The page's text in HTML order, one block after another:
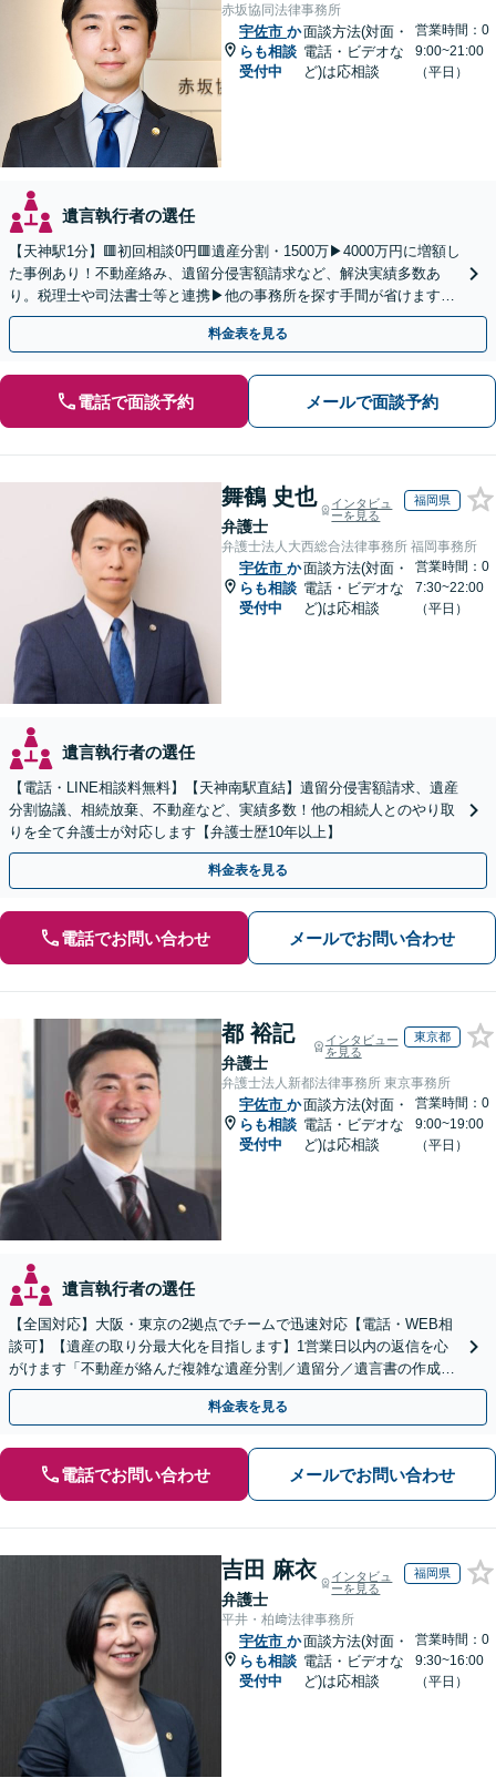
赤坂協同法律事務所
宇佐市 か
らも相談
受付中
面談方法(対面・
電話・ビデオな
ど)は応相談
営業時間：0
9:00~21:00
（平日）
遺言執行者の選任
【天神駅1分】🟥初回相談0円🟥遺産分割・1500万▶4000万円に増額し
た事例あり！不動産絡み、遺留分侵害額請求など、解決実績多数あ
り。税理士や司法書士等と連携▶他の事務所を探す手間が省けます！
不動産会社と連携し無料査定&財産調査も◎
料金表を見る
電話で面談予約 メールで面談予約
舞鶴 史也
弁護士
インタビュ
ーを見る
福岡県
弁護士法人大西総合法律事務所 福岡事務所
宇佐市 か
らも相談
受付中
面談方法(対面・
電話・ビデオな
ど)は応相談
営業時間：0
7:30~22:00
（平日）
遺言執行者の選任
【電話・LINE相談料無料】【天神南駅直結】遺留分侵害額請求、遺産
分割協議、相続放棄、不動産など、実績多数！他の相続人とのやり取
りを全て弁護士が対応します【弁護士歴10年以上】
料金表を見る
電話でお問い合わせ メールでお問い合わせ
都 裕記
弁護士
インタビュー
を見る
東京都
弁護士法人新都法律事務所 東京事務所
宇佐市 か
らも相談
受付中
面談方法(対面・
電話・ビデオな
ど)は応相談
営業時間：0
9:00~19:00
（平日）
遺言執行者の選任
【全国対応】大阪・東京の2拠点でチームで迅速対応【電話・WEB相
談可】【遺産の取り分最大化を目指します】1営業日以内の返信を心
がけます「不動産が絡んだ複雑な遺産分割／遺留分／遺言書の作成・
執行／事業承継など、お任せください」【休日相談あり】
料金表を見る
電話でお問い合わせ メールでお問い合わせ
吉田 麻衣
弁護士
インタビュ
ーを見る
福岡県
平井・柏﨑法律事務所
宇佐市 か
らも相談
受付中
面談方法(対面・
電話・ビデオな
ど)は応相談
営業時間：0
9:30~16:00
（平日）